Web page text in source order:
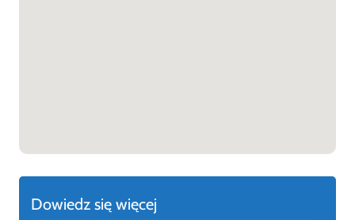
Dowiedz się więcej